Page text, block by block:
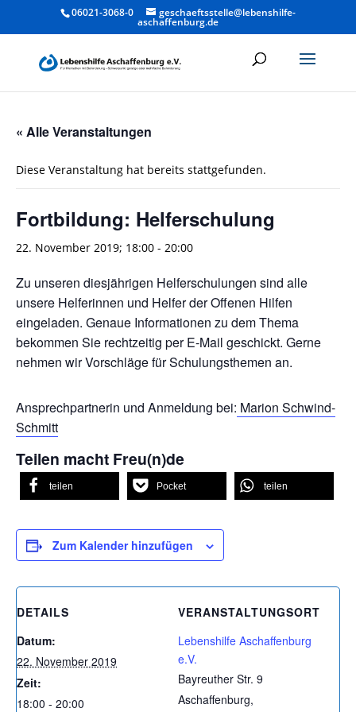
06021-3068-0 geschaeftsstelle@lebenshilfe-
aschaffenburg.de
« Alle Veranstaltungen
Diese Veranstaltung hat bereits stattgefunden.
Fortbildung: Helferschulung
22. November 2019; 18:00 - 20:00
Zu unseren diesjährigen Helferschulungen sind alle
unsere Helferinnen und Helfer der Offenen Hilfen
eingeladen. Genaue Informationen zu dem Thema
bekommen Sie rechtzeitig per E-Mail geschickt. Gerne
nehmen wir Vorschläge für Schulungsthemen an.
Ansprechpartnerin und Anmeldung bei: Marion Schwind-
Schmitt
Teilen macht Freu(n)de
teilen Pocket teilen
Zum Kalender hinzufügen
DETAILS
Datum:
22. November 2019
Zeit:
18:00 - 20:00
VERANSTALTUNGSORT
Lebenshilfe Aschaffenburg
e.V.
Bayreuther Str. 9
Aschaffenburg,